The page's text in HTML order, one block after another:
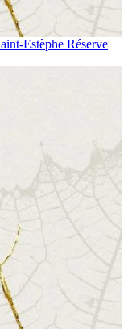
Estèphe Réserve